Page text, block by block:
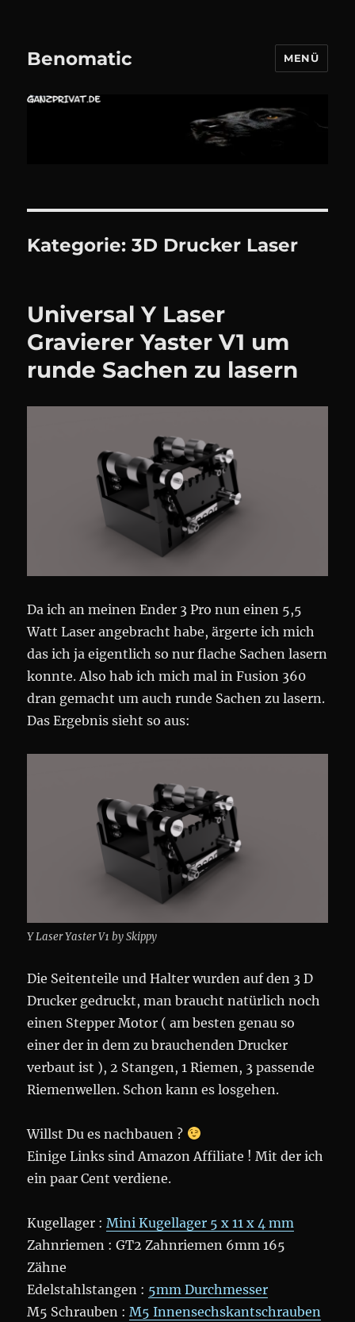
Benomatic MENÜ
Kategorie:3D Drucker Laser
Universal Y Laser
Gravierer Yaster V1 um
runde Sachen zu lasern
Da ich an meinen Ender 3 Pro nun einen 5,5
Watt Laser angebracht habe, ärgerte ich mich
das ich ja eigentlich so nur flache Sachen lasern
konnte. Also hab ich mich mal in Fusion 360
dran gemacht um auch runde Sachen zu lasern.
Das Ergebnis sieht so aus:
Y Laser Yaster V1 by Skippy
Die Seitenteile und Halter wurden auf den 3 D
Drucker gedruckt, man braucht natürlich noch
einen Stepper Motor ( am besten genau so
einer der in dem zu brauchenden Drucker
verbaut ist ), 2 Stangen, 1 Riemen, 3 passende
Riemenwellen. Schon kann es losgehen.
Willst Du es nachbauen ?
Einige Links sind Amazon Affiliate ! Mit der ich
ein paar Cent verdiene.
Kugellager :Mini Kugellager 5 x 11 x 4 mm
Zahnriemen : GT2 Zahnriemen 6mm 165
Zähne
Edelstahlstangen : 5mm Durchmesser
M5 Schrauben :M5 Innensechskantschrauben